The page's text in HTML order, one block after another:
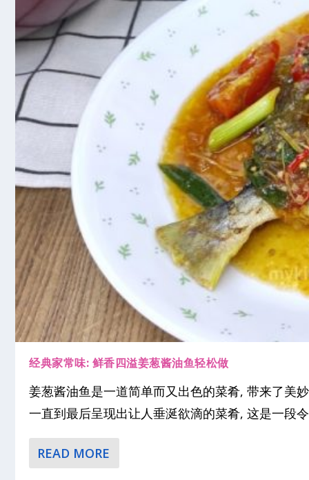
经典家常味: 鲜香四溢姜葱酱油鱼轻松做
姜葱酱油鱼是一道简单而又出色的菜肴, 带来了美
一直到最后呈现出让人垂涎欲滴的菜肴, 这是一段
READ MORE